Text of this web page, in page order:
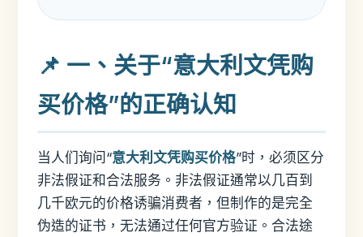
📌 一、关于“意大利文凭购
买价格”的正确认知
当人们询问“意大利文凭购买价格”时，必须区分
非法假证和合法服务。非法假证通常以几百到
几千欧元的价格诱骗消费者，但制作的是完全
伪造的证书，无法通过任何官方验证。合法途